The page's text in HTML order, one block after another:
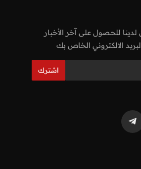
للحصول على آخر الأخبار
الالكتروني الخاص بك
اشترك